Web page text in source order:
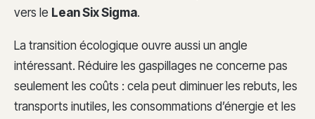
vers le Lean Six Sigma.
La transition écologique ouvre aussi un angle
intéressant. Réduire les gaspillages ne concerne pas
seulement les coûts : cela peut diminuer les rebuts, les
transports inutiles, les consommations d’énergie et les